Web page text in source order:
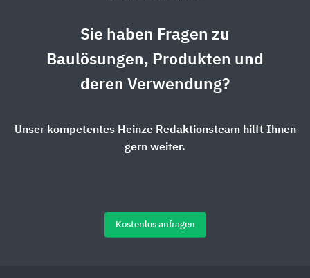
Sie haben Fragen zu
Baulösungen, Produkten und
deren Verwendung?
Unser kompetentes Heinze Redaktionsteam hilft Ihnen
gern weiter.
Kostenlos anfragen